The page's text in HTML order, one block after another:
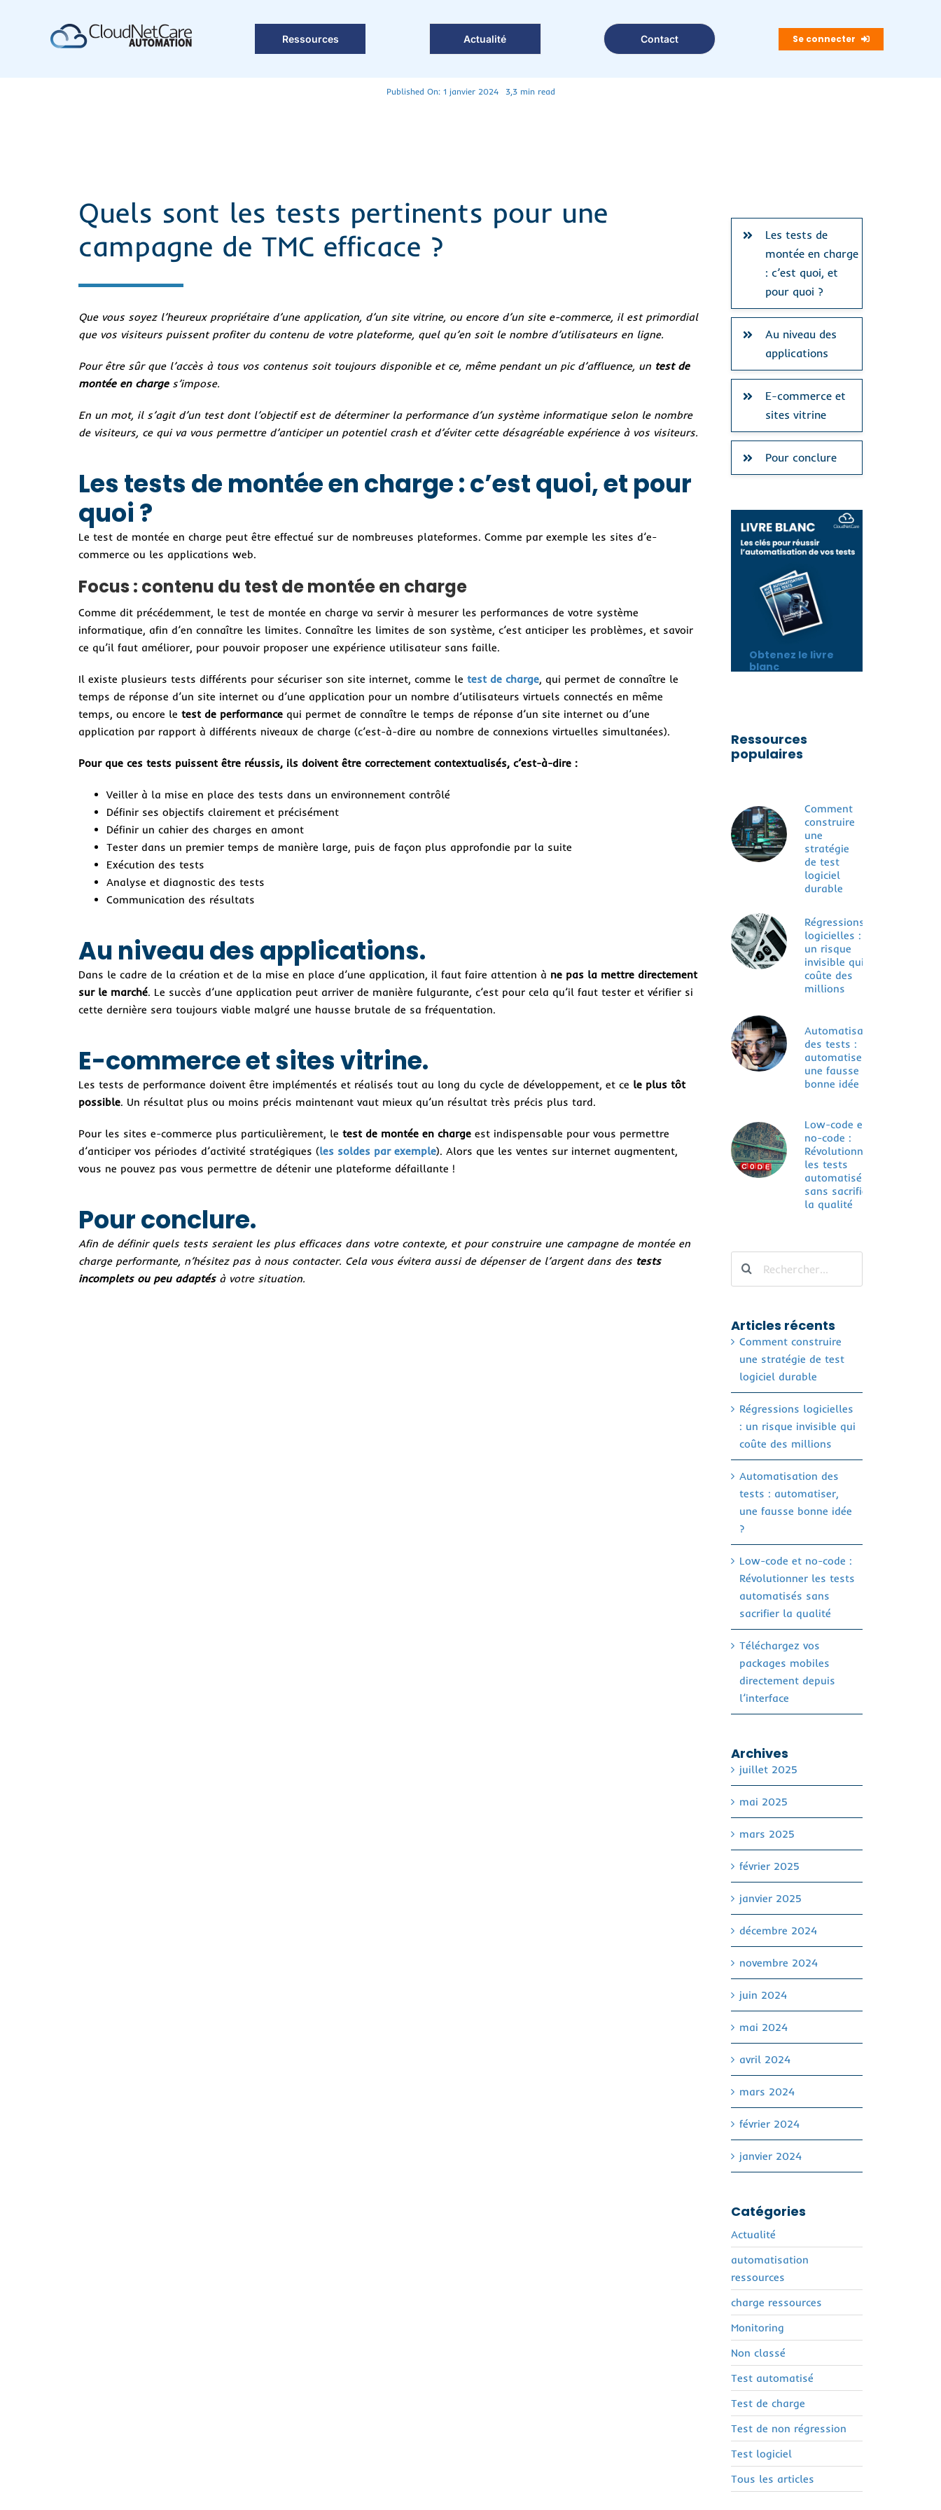
Ressources Actualité Contact Se connecter
Published On: 1 janvier 2024 3,3 min read
Quels sont les tests pertinents pour une
campagne de TMC efficace ?
Que vous soyez l’heureux propriétaire d’une application, d’un site vitrine, ou encore d’un site e-commerce, il est primordial
que vos visiteurs puissent profiter du contenu de votre plateforme, quel qu’en soit le nombre d’utilisateurs en ligne.
Pour être sûr que l’accès à tous vos contenus soit toujours disponible et ce, même pendant un pic d’affluence, un test de
montée en charges’impose.
En un mot, il s’agit d’un test dont l’objectif est de déterminer la performance d’un système informatique selon le nombre
de visiteurs, ce qui va vous permettre d’anticiper un potentiel crash et d’éviter cette désagréable expérience à vos visiteurs.
Les tests de montée en charge : c’est quoi, et pour
quoi ?
Le test de montée en charge peut être effectué sur de nombreuses plateformes. Comme par exemple les sites d’e-
commerce ou les applications web.
Focus : contenu du test de montée en charge
Comme dit précédemment, le test de montée en charge va servir à mesurer les performances de votre système
informatique, afin d’en connaître les limites. Connaître les limites de son système, c’est anticiper les problèmes, et savoir
ce qu’il faut améliorer, pour pouvoir proposer une expérience utilisateur sans faille.
Il existe plusieurs tests différents pour sécuriser son site internet, comme le test de charge, qui permet de connaître le
temps de réponse d’un site internet ou d’une application pour un nombre d’utilisateurs virtuels connectés en même
temps, ou encore le test de performancequi permet de connaître le temps de réponse d’un site internet ou d’une
application par rapport à différents niveaux de charge (c’est-à-dire au nombre de connexions virtuelles simultanées).
Pour que ces tests puissent être réussis, ils doivent être correctement contextualisés, c’est-à-dire :
Veiller à la mise en place des tests dans un environnement contrôlé
Définir ses objectifs clairement et précisément
Définir un cahier des charges en amont
Tester dans un premier temps de manière large, puis de façon plus approfondie par la suite
Exécution des tests
Analyse et diagnostic des tests
Communication des résultats
Au niveau des applications.
Dans le cadre de la création et de la mise en place d’une application, il faut faire attention à ne pas la mettre directement
sur le marché. Le succès d’une application peut arriver de manière fulgurante, c’est pour cela qu’il faut tester et vérifier si
cette dernière sera toujours viable malgré une hausse brutale de sa fréquentation.
E-commerce et sites vitrine.
Les tests de performance doivent être implémentés et réalisés tout au long du cycle de développement, et ce le plus tôt
possible. Un résultat plus ou moins précis maintenant vaut mieux qu’un résultat très précis plus tard.
Pour les sites e-commerce plus particulièrement, le test de montée en chargeest indispensable pour vous permettre
d’anticiper vos périodes d’activité stratégiques (les soldes par exemple). Alors que les ventes sur internet augmentent,
vous ne pouvez pas vous permettre de détenir une plateforme défaillante !
Pour conclure.
Afin de définir quels tests seraient les plus efficaces dans votre contexte, et pour construire une campagne de montée en
charge performante, n’hésitez pas à nous contacter. Cela vous évitera aussi de dépenser de l’argent dans des tests
incomplets ou peu adaptésà votre situation.
Les tests de
montée en charge
: c’est quoi, et
pour quoi ?
Au niveau des
applications
E-commerce et
sites vitrine
Pour conclure
Obtenez le livre
blanc
Ressources
populaires
Comment
construire
une
stratégie
de test
logiciel
durable
Régressions
logicielles :
un risque
invisible qui
coûte des
millions
Automatisation
des tests :
automatiser,
une fausse
bonne idée ?
Low-code et
no-code :
Révolutionner
les tests
automatisés
sans sacrifier
la qualité
Articles récents
Comment construire
une stratégie de test
logiciel durable
Régressions logicielles
: un risque invisible qui
coûte des millions
Automatisation des
tests : automatiser,
une fausse bonne idée
?
Low-code et no-code :
Révolutionner les tests
automatisés sans
sacrifier la qualité
Téléchargez vos
packages mobiles
directement depuis
l’interface
Archives
juillet 2025
mai 2025
mars 2025
février 2025
janvier 2025
décembre 2024
novembre 2024
juin 2024
mai 2024
avril 2024
mars 2024
février 2024
janvier 2024
Catégories
Actualité
automatisation
ressources
charge ressources
Monitoring
Non classé
Test automatisé
Test de charge
Test de non régression
Test logiciel
Tous les articles